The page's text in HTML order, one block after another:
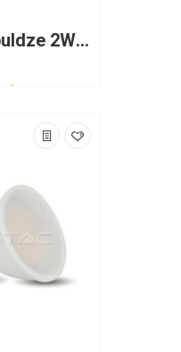
LED spuldze 2W E14 silta gaisma Dipah Filament 1304